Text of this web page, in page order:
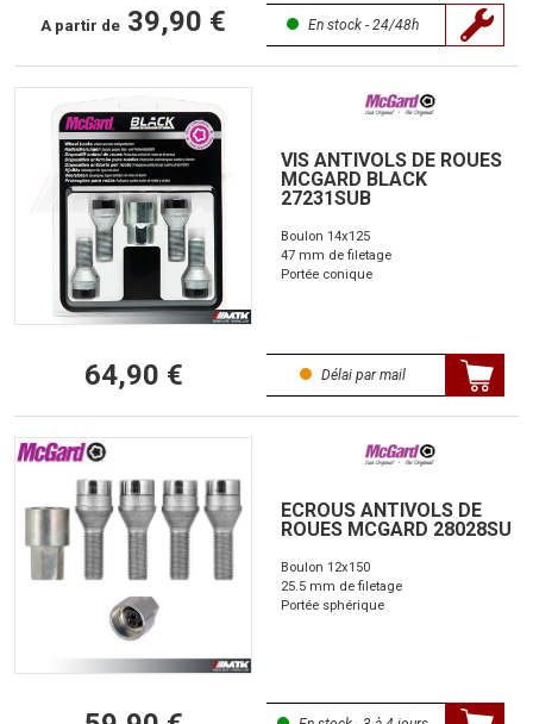
A partir de 39,90 € En stock - 24/48h
VIS ANTIVOLS DE ROUES
MCGARD BLACK
27231SUB
Boulon 14x125
47 mm de filetage
Portée conique
64,90 € Délai par mail
ECROUS ANTIVOLS DE
ROUES MCGARD 28028SU
Boulon 12x150
25.5 mm de filetage
Portée sphérique